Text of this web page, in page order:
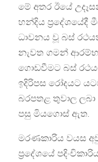
මේ අතර ඊයේ
හන්දිය ප්‍රදේශයේදී
ධාවනය වූ බස්
නැවත ගමන් ආරම්භ
ගොඩවීමට බස්
ඉදිරිපස රෝදයට
බරපතළ තුවාල
පසු මියගොස් ඇත.
මරණකාරිය වයස
ප්‍රදේශයේ